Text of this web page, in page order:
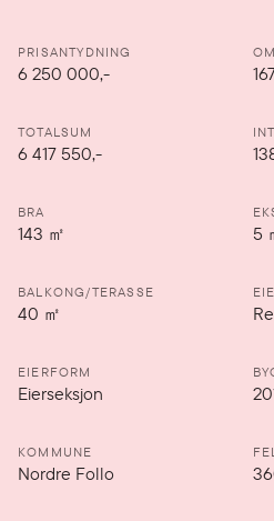
PRISANTYDNING
6 250 000,-
TOTALSUM
6 417 550,-
BRA
143 ㎡ 5
BALKONG/TERASSE
40 ㎡
EIERFORM
Eierseksjon
KOMMUNE
Nordre Follo